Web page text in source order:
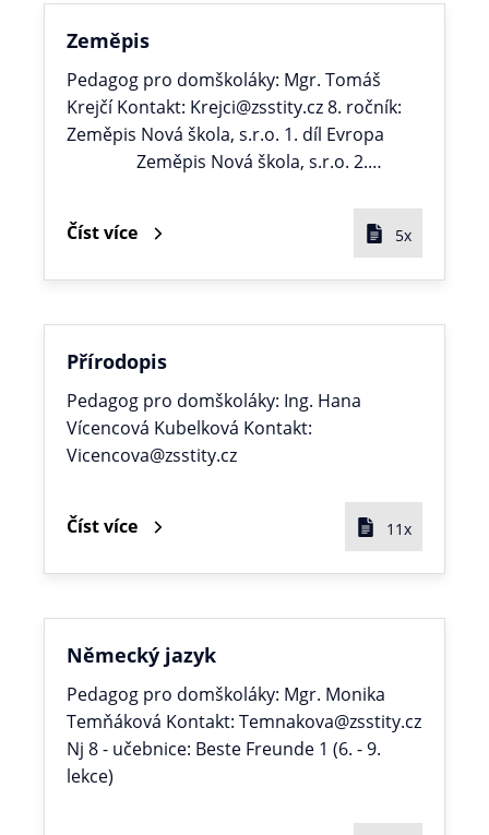
Zeměpis
Pedagog pro domškoláky: Mgr. Tomáš
Krejčí Kontakt: Krejci@zsstity.cz 8. ročník:
Zeměpis Nová škola, s.r.o. 1. díl Evropa
Zeměpis Nová škola, s.r.o. 2.…
Číst více 5x
Přírodopis
Pedagog pro domškoláky: Ing. Hana
Vícencová Kubelková Kontakt:
Vicencova@zsstity.cz
Číst více 11x
Německý jazyk
Pedagog pro domškoláky: Mgr. Monika
Temňáková Kontakt: Temnakova@zsstity.cz
Nj 8 - učebnice: Beste Freunde 1 (6. - 9.
lekce)